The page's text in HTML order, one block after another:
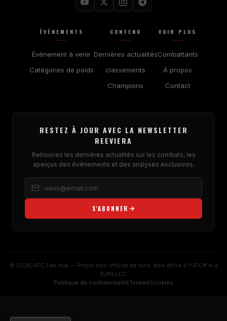
ÉVÉNEMENTS
Événement à venir
Catégories de poids
CONTENU
Dernières actualités
classements
Champions
VOIR PLUS
Combattants
À propos
Contact
RESTEZ À JOUR AVEC LA NEWSLETTER
REEVIERA
Retrouvez les dernières actualités sur les combats, les
aperçus des événements et des analyses exclusives.
S'ABONNER
© 2026 UFC Fan Hub — Projet non officiel de fans. Non affilié à l'UFC® ni à
Zuffa LLC.
Politique de confidentialitéTermesCookies